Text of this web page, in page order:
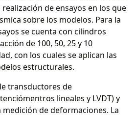
de ensayos en los que
sobre los modelos. Para la
se cuenta con cilindros
de 100, 50, 25 y 10
con los cuales se aplican las
estructurales.
transductores de
lineales y LVDT) y
de deformaciones. La